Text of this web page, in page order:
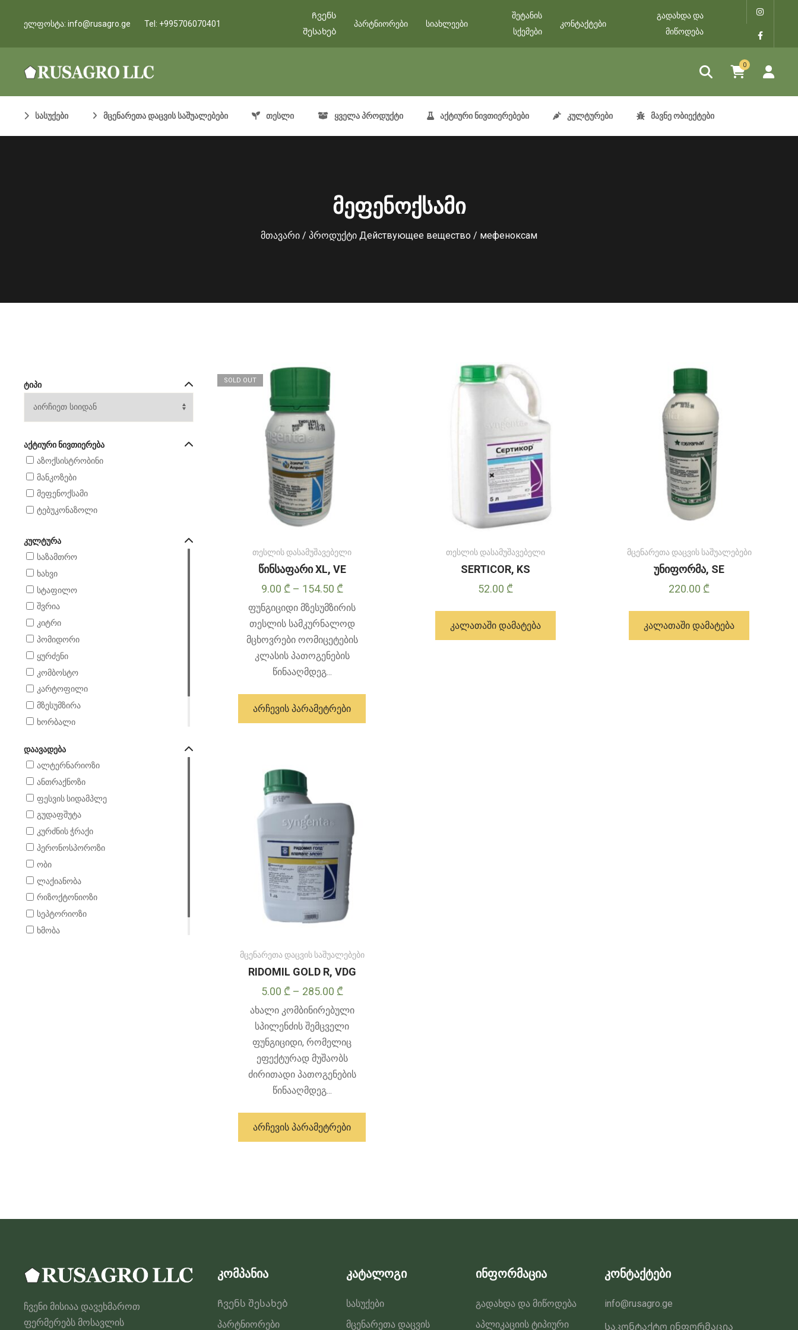
ელფოსტა: info@rusagro.ge Tel: +995706070401
Ჩვენს
შესახებ
პარტნიორები სიახლეები
შეტანის
სქემები
კონტაქტები
გადახდა და
მიწოდება
0
სასუქები მცენარეთა დაცვის საშუალებები თესლი ყველა პროდუქტი აქტიური ნივთიერებები კულტურები მავნე ობიექტები
მეფენოქსამი
მთავარი / პროდუქტი Действующее вещество / мефеноксам
ᲢᲘᲞᲘ
ᲐᲥᲢᲘᲣᲠᲘ ᲜᲘᲕᲗᲘᲔᲠᲔᲑᲐ
აზოქსისტრობინი
მანკოზები
მეფენოქსამი
ტებუკონაზოლი
ᲙᲣᲚᲢᲣᲠᲐ
საზამთრო
ხახვი
სტაფილო
შვრია
კიტრი
პომიდორი
ყურძენი
კომბოსტო
კარტოფილი
მზესუმზირა
ხორბალი
ქერი
ᲓᲐᲐᲕᲐᲓᲔᲑᲐ
ალტერნარიოზი
ანთრაქნოზი
ფესვის სიდამპლე
გუდაფშუტა
კურძნის ჭრაქი
პერონოსპოროზი
ობი
ლაქიანობა
რიზოქტონიოზი
სეპტორიოზი
ხმობა
SOLD OUT
თესლის დასამუშავებელი
წინსაფარი XL, VE
9.00 ₾ – 154.50 ₾Price
range:
9.00 ₾
through
154.50 ₾
ფუნგიციდი მზესუმზირის
თესლის სამკურნალოდ
მცხოვრები ოომიცეტების
კლასის პათოგენების
წინააღმდეგ...
ᲐᲠᲩᲔᲕᲘᲡ ᲞᲐᲠᲐᲛᲔᲢᲠᲔᲑᲘ
თესლის დასამუშავებელი
SERTICOR, KS
52.00 ₾
ᲙᲐᲚᲐᲗᲐᲨᲘ ᲓᲐᲛᲐᲢᲔᲑᲐ
მცენარეთა დაცვის საშუალებები
უნიფორმა, SE
220.00 ₾
ᲙᲐᲚᲐᲗᲐᲨᲘ ᲓᲐᲛᲐᲢᲔᲑᲐ
მცენარეთა დაცვის საშუალებები
RIDOMIL GOLD R, VDG
5.00 ₾ – 285.00 ₾Price
range:
5.00 ₾
through
285.00 ₾
ახალი კომბინირებული
სპილენძის შემცველი
ფუნგიციდი, რომელიც
ეფექტურად მუშაობს
ძირითადი პათოგენების
წინააღმდეგ...
ᲐᲠᲩᲔᲕᲘᲡ ᲞᲐᲠᲐᲛᲔᲢᲠᲔᲑᲘ
შეირჩეს
ჩვენი მისიაა დავეხმაროთ
ფერმერებს მოსავლის
კომპანია
Ჩვენს შესახებ
პარტნიორები
კატალოგი
სასუქები
მცენარეთა დაცვის
ინფორმაცია
გადახდა და მიწოდება
აპლიკაციის ტიპიური
კონტაქტები
info@rusagro.ge
Საკონტაქტო ინფორმაცია